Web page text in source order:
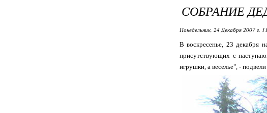
СОБРАНИЕ
Понедельник, 24 Декабря 2007 г.
В воскресенье, 23 декабря
присутствующих с
игрушки, а веселье", -